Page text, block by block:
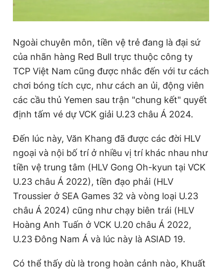
Ngoài chuyên môn, tiền vệ trẻ đang là đại sứ
của nhãn hàng Red Bull trực thuộc công ty
TCP Việt Nam cũng được nhắc đến với tư cách
chơi bóng tích cực, như cách an ủi, động viên
các cầu thủ Yemen sau trận "chung kết" quyết
định tấm vé dự VCK giải U.23 châu Á 2024.
Đến lúc này, Văn Khang đã được các đời HLV
ngoại và nội bố trí ở nhiều vị trí khác nhau như
tiền vệ trung tâm (HLV Gong Oh-kyun tại VCK
U.23 châu Á 2022), tiền đạo phải (HLV
Troussier ở SEA Games 32 và vòng loại U.23
châu Á 2024) cũng như chạy biên trái (HLV
Hoàng Anh Tuấn ở VCK U.20 châu Á 2022,
U.23 Đông Nam Á và lúc này là ASIAD 19.
Có thể thấy dù là trong hoàn cảnh nào, Khuất